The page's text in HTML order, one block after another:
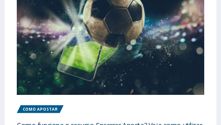
COMO APOSTAR